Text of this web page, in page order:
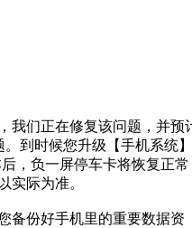
我们正在修复该问题，并预
到时候您升级【手机系统】
，负一屏停车卡将恢复正常
实际为准。
备份好手机里的重要数据资